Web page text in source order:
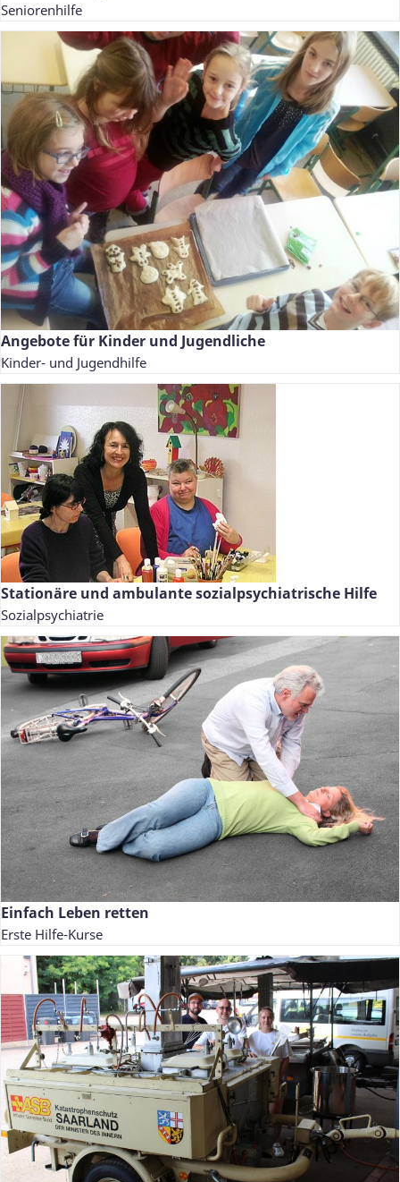
Seniorenhilfe
Angebote für Kinder und Jugendliche
Kinder- und Jugendhilfe
Stationäre und ambulante sozialpsychiatrische Hilfe
Sozialpsychiatrie
Einfach Leben retten
Erste Hilfe-Kurse